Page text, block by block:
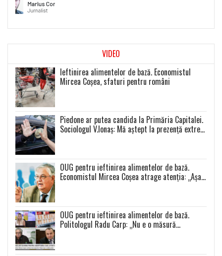
VIDEO
Ieftinirea alimentelor de bază. Economistul
Mircea Coșea, sfaturi pentru români
Piedone ar putea candida la Primăria Capitalei.
Sociologul V.Ionaș: Mă aștept la prezență extrem
OUG pentru ieftinirea alimentelor de bază.
Economistul Mircea Coșea atrage atenția: „Așa
OUG pentru ieftinirea alimentelor de bază.
Politologul Radu Carp: „Nu e o măsură